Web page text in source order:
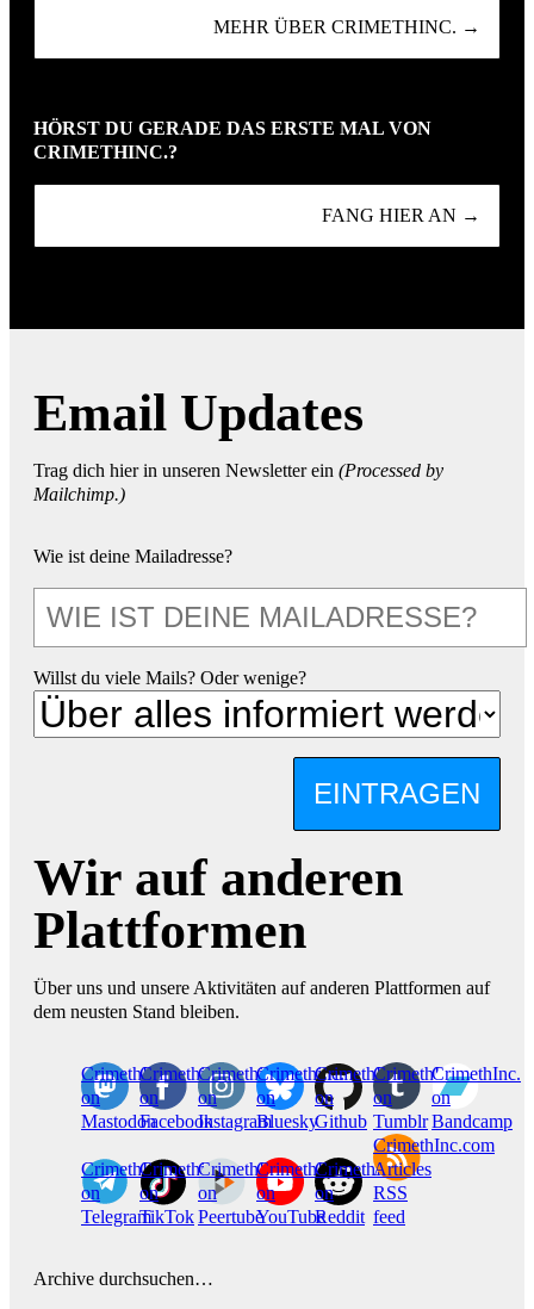
MEHR ÜBER CRIMETHINC. →
HÖRST DU GERADE DAS ERSTE MAL VON
CRIMETHINC.?
FANG HIER AN →
Email Updates
Trag dich hier in unseren Newsletter ein (Processed by
Mailchimp.)
Wie ist deine Mailadresse?
Willst du viele Mails? Oder wenige?
EINTRAGEN
Wir auf anderen
Plattformen
Über uns und unsere Aktivitäten auf anderen Plattformen auf
dem neusten Stand bleiben.
CrimethInc.
on
Mastodon
Crimethinc.
on
Facebook
Crimethinc.
on
Instagram
Crimethinc.
on
Bluesky
CrimethInc.
on
Github
CrimethInc.
on
Tumblr
CrimethInc.
on
Bandcamp
CrimethInc.
on
Telegram
Crimethinc.
on
TikTok
CrimethInc.
on
Peertube
CrimethInc.
on
YouTube
CrimethInc.
on
Reddit
CrimethInc.com
Articles
RSS
feed
Archive durchsuchen…